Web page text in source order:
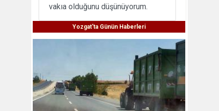
vakıa olduğunu düşünüyorum.
Yozgat'ta Günün Haberleri